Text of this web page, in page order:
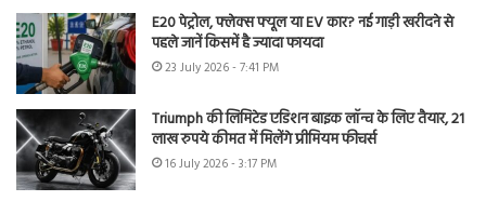
E20 पेट्रोल, फ्लेक्स फ्यूल या EV कार? नई गाड़ी खरीदने से
पहले जानें किसमें है ज्यादा फायदा
23 July 2026 - 7:41 PM
Triumph की लिमिटेड एडिशन बाइक लॉन्च के लिए तैयार, 21
लाख रुपये कीमत में मिलेंगे प्रीमियम फीचर्स
16 July 2026 - 3:17 PM